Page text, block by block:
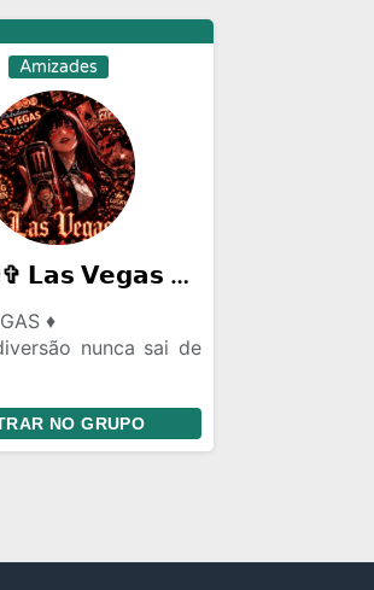
Amizades
꧁ঔৣ☬✞ 𝗟𝗮𝘀 𝗩𝗲𝗴𝗮𝘀 ✞☬ঔৣ꧂
♦️
nunca sai de
• 🎲 Jogos • 🎉
cadeira, entre na
NO GRUPO